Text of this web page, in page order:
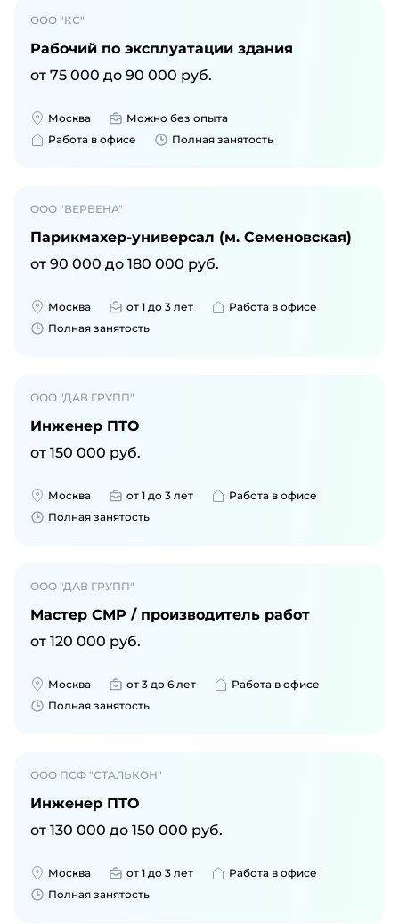
ООО "КС"
Рабочий по эксплуатации здания
от 75 000 до 90 000 руб.
Москва
Можно без опыта
Работа в офисе
Полная занятость
ООО "ВЕРБЕНА"
Парикмахер-универсал (м. Семеновская)
от 90 000 до 180 000 руб.
Москва от 1 до 3 лет
Работа в офисе
Полная занятость
ООО "ДАВ ГРУПП"
Инженер ПТО
от 150 000 руб.
Москва от 1 до 3 лет
Работа в офисе
Полная занятость
ООО "ДАВ ГРУПП"
Мастер СМР / производитель работ
от 120 000 руб.
Москва от 3 до 6 лет
Работа в офисе
Полная занятость
ООО ПСФ "СТАЛЬКОН"
Инженер ПТО
от 130 000 до 150 000 руб.
Москва от 1 до 3 лет
Работа в офисе
Полная занятость